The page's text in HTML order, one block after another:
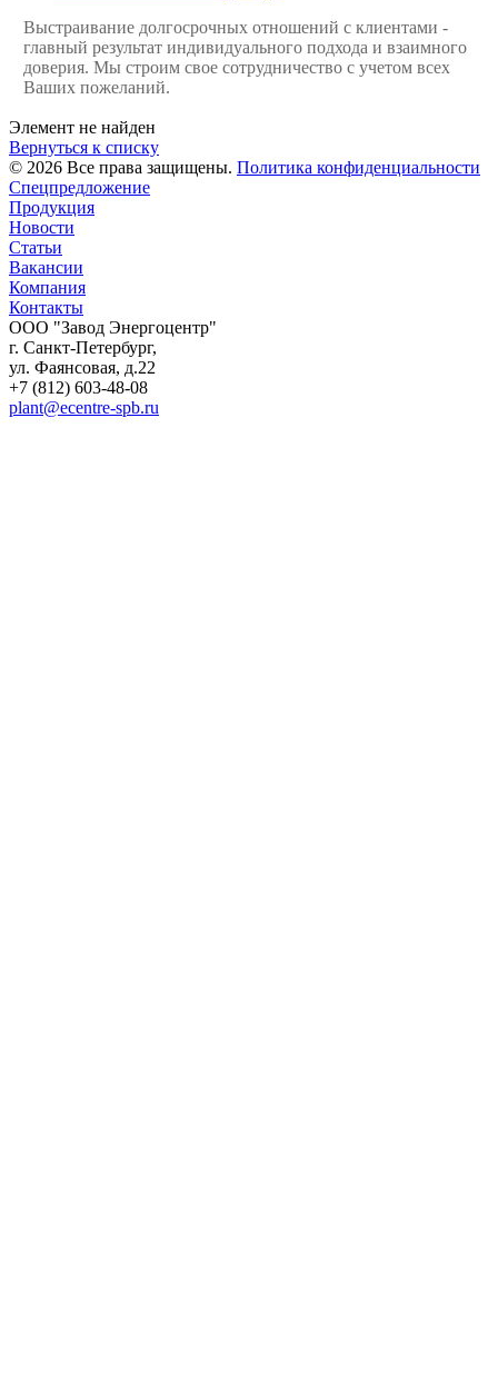
Выстраивание долгосрочных отношений с клиентами -
главный результат индивидуального подхода и взаимного
доверия. Мы строим свое сотрудничество с учетом всех
Ваших пожеланий.
Элемент не найден
Вернуться к списку
© 2026 Все права защищены. Политика конфиденциальности
Спецпредложение
Продукция
Новости
Статьи
Вакансии
Компания
Контакты
ООО "Завод Энергоцентр"
г. Санкт-Петербург,
ул. Фаянсовая, д.22
+7 (812) 603-48-08
plant@ecentre-spb.ru